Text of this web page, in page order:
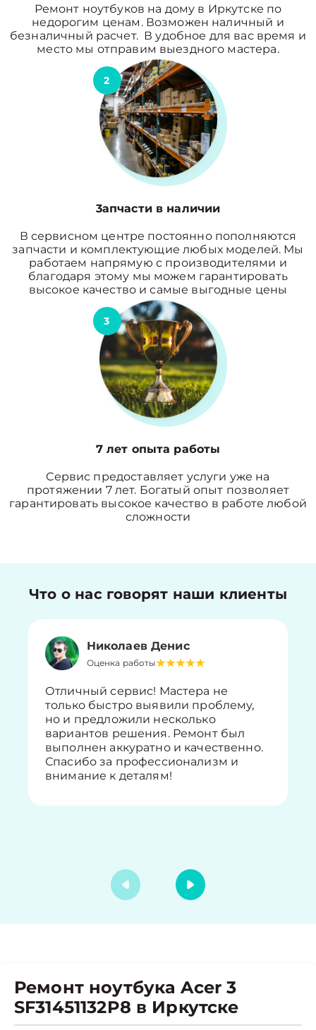
Ремонт ноутбуков на дому в Иркутске по
недорогим ценам. Возможен наличный и
безналичный расчет. В удобное для вас время и
место мы отправим выездного мастера.
2
3апчасти в наличии
В сервисном центре постоянно пополняются
запчасти и комплектующие любых моделей. Мы
работаем напрямую с производителями и
благодаря этому мы можем гарантировать
высокое качество и самые выгодные цены
3
7 лет опыта работы
Сервис предоставляет услуги уже на
протяжении 7 лет. Богатый опыт позволяет
гарантировать высокое качество в работе любой
сложности
Что о нас говорят наши клиенты
Николаев Денис
Оценка работы
Отличный сервис! Мастера не
только быстро выявили проблему,
но и предложили несколько
вариантов решения. Ремонт был
выполнен аккуратно и качественно.
Спасибо за профессионализм и
внимание к деталям!
Ремонт ноутбука Acer 3
SF31451132P8 в Иркутске